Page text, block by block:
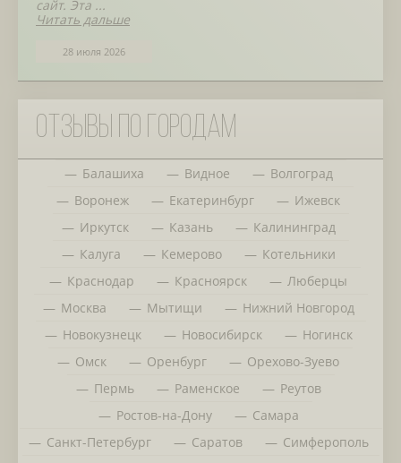
сайт. Эта ...
Читать дальше
28 июля 2026
Отзывы по городам
Балашиха Видное
Волгоград
Воронеж
Екатеринбург
Ижевск
Иркутск
Казань
Калининград
Калуга
Кемерово
Котельники
Краснодар
Красноярск
Люберцы
Москва
Мытищи
Нижний Новгород
Новокузнецк
Новосибирск
Ногинск
Омск
Оренбург
Орехово-Зуево
Пермь
Раменское
Реутов
Ростов-на-Дону
Самара
Санкт-Петербург
Саратов
Симферополь